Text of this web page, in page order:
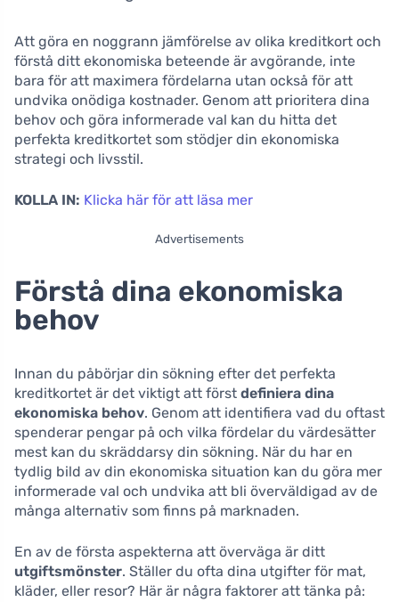
Att göra en noggrann jämförelse av olika kreditkort och
förstå ditt ekonomiska beteende är avgörande, inte
bara för att maximera fördelarna utan också för att
undvika onödiga kostnader. Genom att prioritera dina
behov och göra informerade val kan du hitta det
perfekta kreditkortet som stödjer din ekonomiska
strategi och livsstil.
KOLLA IN: Klicka här för att läsa mer
Advertisements
Förstå dina ekonomiska
behov
Innan du påbörjar din sökning efter det perfekta
kreditkortet är det viktigt att först definiera dina
ekonomiska behov. Genom att identifiera vad du oftast
spenderar pengar på och vilka fördelar du värdesätter
mest kan du skräddarsy din sökning. När du har en
tydlig bild av din ekonomiska situation kan du göra mer
informerade val och undvika att bli överväldigad av de
många alternativ som finns på marknaden.
En av de första aspekterna att överväga är ditt
utgiftsmönster. Ställer du ofta dina utgifter för mat,
kläder, eller resor? Här är några faktorer att tänka på: